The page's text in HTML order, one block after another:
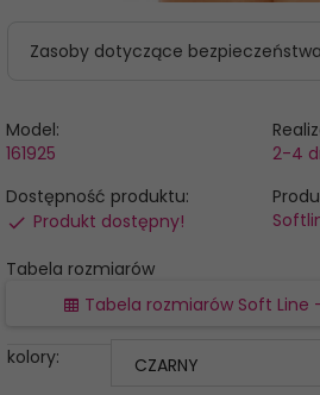
Zasoby dotyczące
Model:
161925
2-4
Dostępność produktu:
Produkt dostępny!
Tabela rozmiarów
Tabela rozmiarów Soft Line
kolory: